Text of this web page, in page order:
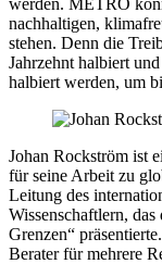
werden. METRO
nachhaltigen,
stehen. Denn die
Jahrzehnt halbiert
halbiert werden, um
Johan Rockström ist
für seine Arbeit zu
Leitung des
Wissenschaftlern,
Grenzen“
Berater für mehrere